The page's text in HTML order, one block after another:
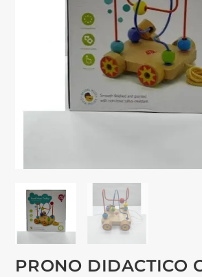
PRONO DIDACTICO